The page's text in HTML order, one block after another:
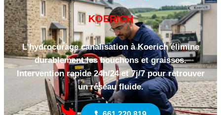
KOERICH
L’hydrocurage canalisation à Koerich élimine
durablement les bouchons et graisses.
Intervention rapide 24h/24 et 7j/7 pour retrouver
un réseau fluide.